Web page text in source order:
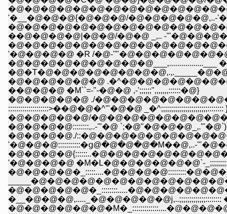
'�__�@�@�@{�@�@�@/�@�@�@�@�@,..-
��@�@�@�@|�@�@/�@�@ _,.. -
'�@�@�@�@ �R /�@-
�@�@�@�@�@�@
��@�@�@ �M``=-"-�@�@ ,-';;;;;;'',,,,,,,::::::�@}
�@�@�@�@�@ ./
::::::::::::::::::::>��@�@�^'"�@�@ _�^;;;;;;;;;;;;;;;;;;;;;;;::::::::
�@�@�@�@�@/
�@�@�@�@::::::::,..-'"�@
�@�@�@�@./
'�@�@�@:::::::::::�ց@�@�@�@�M��@,..-
'�@�@�@�@ �M�L�@�@�@�@�@�@`-
�__�@�@�@,....._�@�@�@�@�@j,..;;;;;;;;;;;;;::::::::